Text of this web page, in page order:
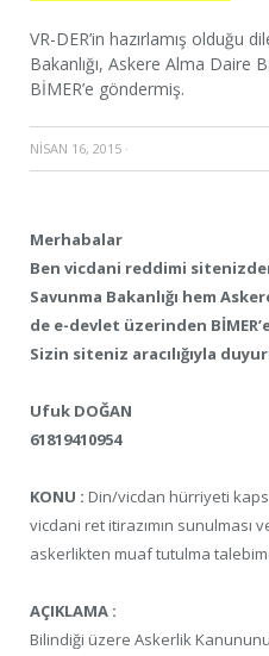
VR-DER’in hazırlamış olduğu
Bakanlığı, Askere Alma Daire
BİMER’e göndermiş.
NISAN 16, 2015 ·
Merhabalar
Ben vicdani reddimi
Savunma Bakanlığı hem
de e-devlet üzerinden
Sizin siteniz aracılığıyla
Ufuk DOĞAN
61819410954
KONU : Din/vicdan hürriyeti
vicdani ret itirazımın sunulması
askerlikten muaf tutulma
AÇIKLAMA :
Bilindiği üzere Askerlik